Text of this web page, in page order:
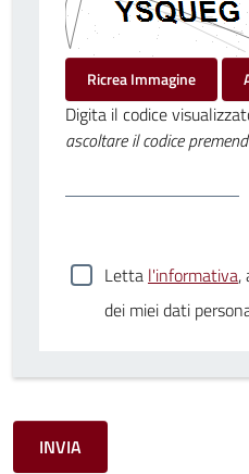
Ricrea Immagine
Digita il codice
ascoltare il codice
Letta l'informativa,
dei miei dati